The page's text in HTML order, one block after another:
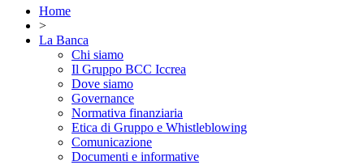
Home
>
La Banca
Chi siamo
Il Gruppo BCC Iccrea
Dove siamo
Governance
Normativa finanziaria
Etica di Gruppo e Whistleblowing
Comunicazione
Documenti e informative